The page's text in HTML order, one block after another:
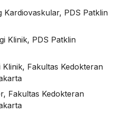
Kardiovaskular, PDS Patklin
Klinik, PDS Patklin
Klinik, Fakultas Kedokteran
Fakultas Kedokteran